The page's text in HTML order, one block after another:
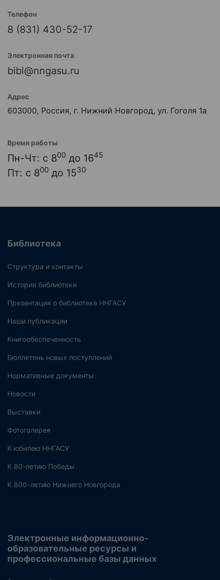
Телефон
8 (831) 430-52-17
Электронная почта
bibl@nngasu.ru
Адрес
603000, Россия, г. Нижний Новгород, ул. Гоголя 1а
Время работы
Пн-Чт: с 800 до 1645
Пт: с 800 до 1530
Библиотека
Структура и контакты
История библиотеки
Презентация о библиотеке ННГАСУ
Наши публикации
Книгообеспеченность
Бюллетень новых поступлений
Нормативные документы
Новости
Выставки
Фотогалерея
К юбилею ННГАСУ
К 80-летию Победы
К 800-летию Нижнего Новгорода
Электронные информационно-
образовательные ресурсы и
профессиональные базы данных